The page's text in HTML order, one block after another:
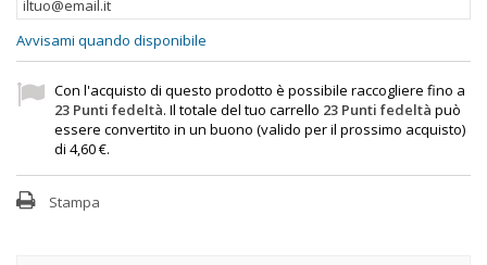
Avvisami quando disponibile
Con l'acquisto di questo prodotto è possibile raccogliere fino a
23 Punti fedeltà. Il totale del tuo carrello 23 Punti fedeltà può
essere convertito in un buono (valido per il prossimo acquisto)
di 4,60 €.
Stampa